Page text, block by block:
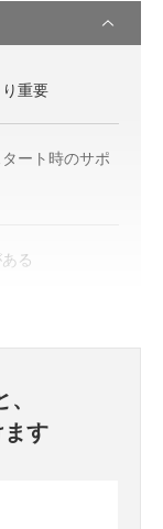
重要
ート時のサポ
る
す